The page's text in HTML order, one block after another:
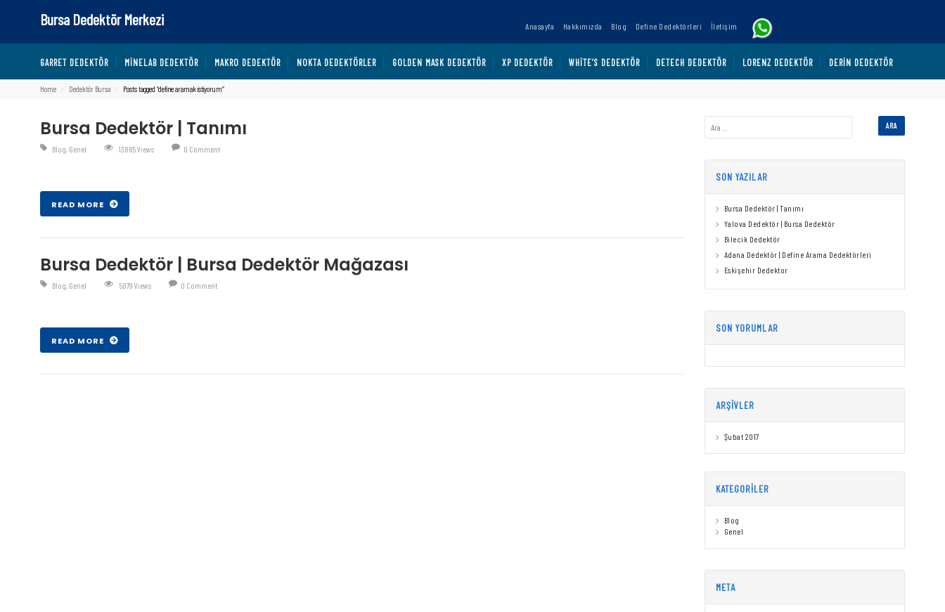
Bursa Dedektör Merkezi Anasayfa Hakkımızda Blog Define Dedektörleri İletişim
GARRET DEDEKTÖR MINELAB DEDEKTÖR MAKRO DEDEKTÖR NOKTA DEDEKTÖRLER GOLDEN MASK DEDEKTÖR XP DEDEKTÖR WHITE’S DEDEKTÖR DETECH DEDEKTÖR LORENZ DEDEKTÖR DERIN DEDEKTÖR
Home ⁄ Dedektör Bursa ⁄ Posts tagged “define aramak istiyorum”
Bursa Dedektör | Tanımı
Blog, Genel 13865 Views 0 Comment
READ MORE
Bursa Dedektör | Bursa Dedektör Mağazası
Blog, Genel 5079 Views 0 Comment
READ MORE
SON YAZILAR
Bursa Dedektör | Tanımı
Yalova Dedektör | Bursa Dedektör
Bilecik Dedektör
Adana Dedektör | Define Arama Dedektörleri
Eskişehir Dedektor
SON YORUMLAR
ARŞIVLER
Şubat 2017
KATEGORILER
Blog
Genel
META